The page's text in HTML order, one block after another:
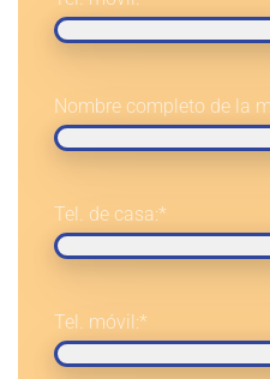
Nombre completo de la
Tel. de casa:*
Tel. móvil:*